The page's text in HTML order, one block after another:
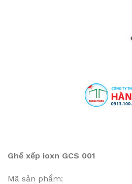
Ghế xếp ioxn GCS 001
Mã sản phẩm: